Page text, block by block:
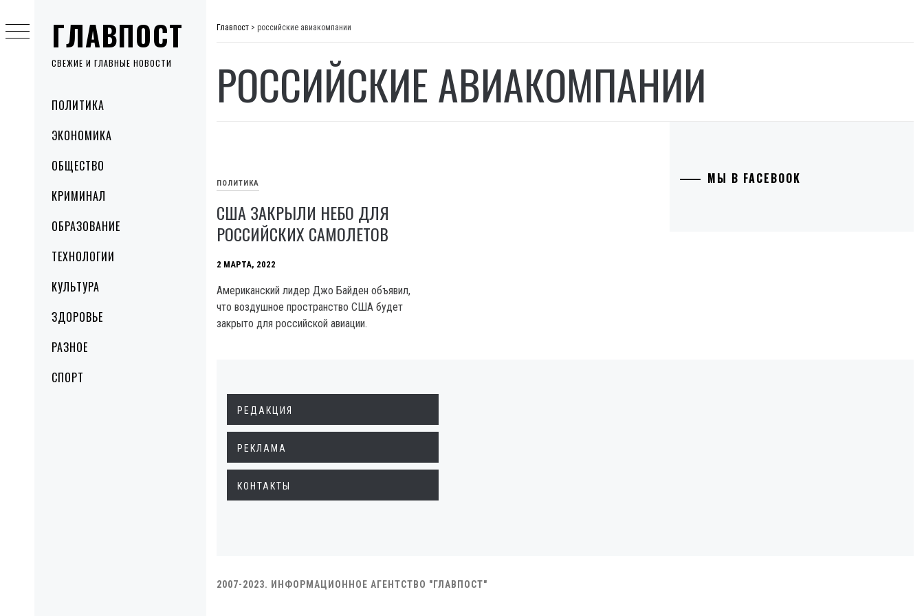
ГЛАВПОСТ
СВЕЖИЕ И ГЛАВНЫЕ НОВОСТИ
MenuПОЛИТИКА
ЭКОНОМИКА
ОБЩЕСТВО
КРИМИНАЛ
ОБРАЗОВАНИЕ
ТЕХНОЛОГИИ
КУЛЬТУРА
ЗДОРОВЬЕ
РАЗНОЕ
СПОРТ
to
content
Главпост > российские авиакомпании
РОССИЙСКИЕ АВИАКОМПАНИИ
ПОЛИТИКА
США ЗАКРЫЛИ НЕБО ДЛЯ
РОССИЙСКИХ САМОЛЕТОВ
2 МАРТА, 2022
Американский лидер Джо Байден объявил,
что воздушное пространство США будет
закрыто для российской авиации.
МЫ В FACEBOOK
РЕДАКЦИЯ
РЕКЛАМА
КОНТАКТЫ
2007-2023. ИНФОРМАЦИОННОЕ АГЕНТСТВО "ГЛАВПОСТ"